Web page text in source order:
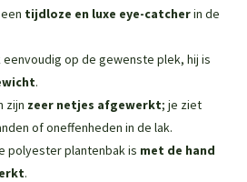
tijdloze en luxe eye-catcherin de
op de gewenste plek, hij is
.
zijn zeer netjes afgewerkt; je ziet
of oneffenheden in de lak.
polyester plantenbak is met de hand
.